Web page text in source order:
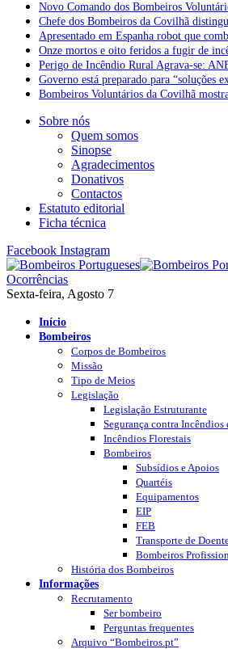
Novo Comando dos Bombeiros
Chefe dos Bombeiros da Covilhã
Apresentado em Espanha robot que
Onze mortos e oito feridos a fugir de
Perigo de Incêndio Rural Agrava-se:
Governo está preparado para “soluções
Bombeiros Voluntários da Covilhã
Sobre nós
Quem somos
Sinopse
Agradecimentos
Donativos
Contactos
Estatuto editorial
Ficha técnica
Facebook Instagram
Ocorrências
Sexta-feira, Agosto 7
Início
Bombeiros
Corpos de Bombeiros
Missão
Tipo de Meios
Legislação
Legislação Estruturante
Segurança contra
Incêndios Florestais
Bombeiros
Subsídios e Apoios
Quartéis
Equipamentos
EIP
FEB
Transporte de
Bombeiros
História dos Bombeiros
Informações
Recrutamento
Ser bombeiro
Perguntas frequentes
Arquivo “Bombeiros.pt”